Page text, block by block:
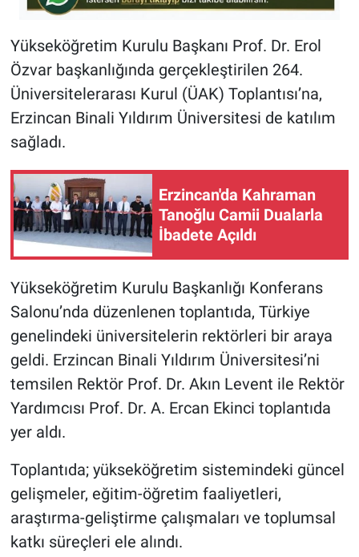
Yükseköğretim Kurulu Başkanı Prof. Dr. Erol
Özvar başkanlığında gerçekleştirilen 264.
Üniversitelerarası Kurul (ÜAK) Toplantısı’na,
Erzincan Binali Yıldırım Üniversitesi de katılım
sağladı.
Erzincan'da Kahraman
Tanoğlu Camii Dualarla
İbadete Açıldı
Yükseköğretim Kurulu Başkanlığı Konferans
Salonu’nda düzenlenen toplantıda, Türkiye
genelindeki üniversitelerin rektörleri bir araya
geldi. Erzincan Binali Yıldırım Üniversitesi’ni
temsilen Rektör Prof. Dr. Akın Levent ile Rektör
Yardımcısı Prof. Dr. A. Ercan Ekinci toplantıda
yer aldı.
Toplantıda; yükseköğretim sistemindeki güncel
gelişmeler, eğitim-öğretim faaliyetleri,
araştırma-geliştirme çalışmaları ve toplumsal
katkı süreçleri ele alındı.